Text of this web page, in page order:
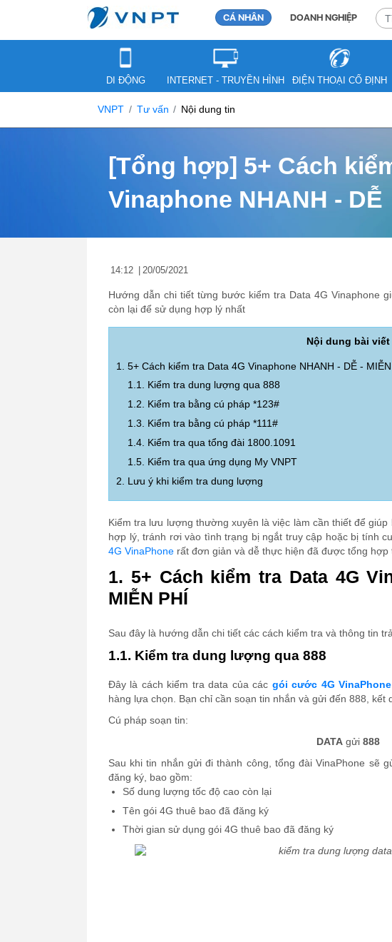
CÁ NHÂN DOANH NGHIỆP
DI ĐỘNG INTERNET - TRUYỀN HÌNH ĐIỆN THOẠI CỐ ĐỊNH
VNPT Tư vấn Nội dung tin
[Tổng hợp] 5+ Cách
Vinaphone NHANH - DỄ
14:12 20/05/2021
Hướng dẫn chi tiết từng bước kiểm tra Data 4G Vinaphone
còn lại để sử dụng hợp lý nhất
Nội dung bài viết
1. 5+ Cách kiểm tra Data 4G Vinaphone NHANH - DỄ -
1.1. Kiểm tra dung lượng qua 888
1.2. Kiểm tra bằng cú pháp *123#
1.3. Kiểm tra bằng cú pháp *111#
1.4. Kiểm tra qua tổng đài 1800.1091
1.5. Kiểm tra qua ứng dụng My VNPT
2. Lưu ý khi kiểm tra dung lượng
Kiểm tra lưu lượng thường xuyên là việc làm cần thiết để
hợp lý, tránh rơi vào tình trạng bị ngắt truy cập hoặc bị tính
4G VinaPhone rất đơn giản và dễ thực hiện đã được tổng hợp
1. 5+ Cách kiểm tra Data 4G
MIỄN PHÍ
Sau đây là hướng dẫn chi tiết các cách kiểm tra và thông tin trả
1.1. Kiểm tra dung lượng qua 888
Đây là cách kiểm tra data của các gói cước 4G VinaPhone
hàng lựa chọn. Bạn chỉ cần soạn tin nhắn và gửi đến 888, kết
Cú pháp soạn tin:
DATA gửi888
Sau khi tin nhắn gửi đi thành công, tổng đài VinaPhone sẽ
đăng ký, bao gồm:
Số dung lượng tốc độ cao còn lại
Tên gói 4G thuê bao đã đăng ký
Thời gian sử dụng gói 4G thuê bao đã đăng ký